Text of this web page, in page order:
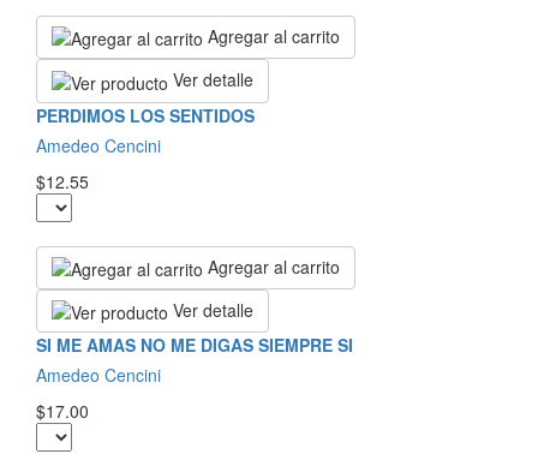
Agregar al carrito
Ver detalle
PERDIMOS LOS SENTIDOS
Amedeo Cencini
$12.55
Agregar al carrito
Ver detalle
SI ME AMAS NO ME DIGAS SIEMPRE SI
Amedeo Cencini
$17.00